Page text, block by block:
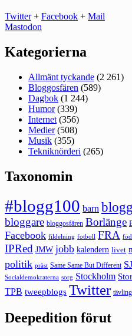
Twitter+ Facebook + Mail
Mastodon
Kategorierna
Allmänt tyckande (2 261)
Bloggosfären (589)
Dagbok (1 244)
Humor(339)
Internet (356)
Medier(508)
Musik (355)
Tekniknörderi (265)
Taxonomin
#blogg100 barn blogg
bloggare bloggosfären Borlänge
Facebook fildelning fotboll FRA
IPRed JMW jobb kalendern livet
politik präst Same Same But Different SJ
Socialdemokraterna sorg Stockholm
TPB tweepblogs Twitter tävling
Deepedition förut